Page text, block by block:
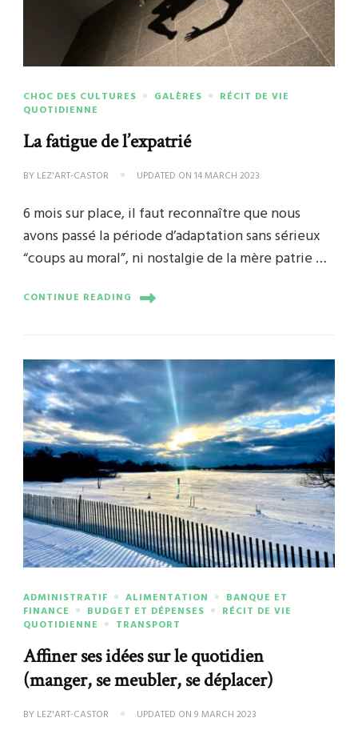
CHOC DES CULTURES GALÈRES
RÉCIT DE VIE
QUOTIDIENNE
La fatigue de l’expatrié
BY LEZ'ART-CASTOR UPDATED ON 14 MARCH 2023
6 mois sur place, il faut reconnaître que nous
avons passé la période d’adaptation sans sérieux
“coups au moral”, ni nostalgie de la mère patrie …
CONTINUE READING
ADMINISTRATIF ALIMENTATION
BANQUE ET
FINANCE
BUDGET ET DÉPENSES
RÉCIT DE VIE
QUOTIDIENNE
TRANSPORT
Affiner ses idées sur le quotidien
(manger, se meubler, se déplacer)
BY LEZ'ART-CASTOR UPDATED ON 9 MARCH 2023